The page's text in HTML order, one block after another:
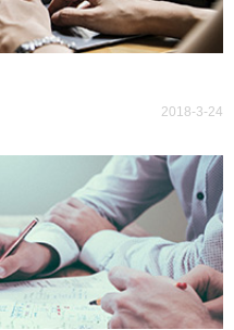
2018-3-24